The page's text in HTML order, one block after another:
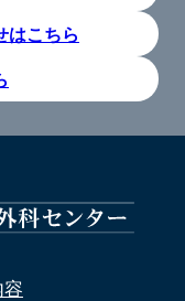
はこちら
容